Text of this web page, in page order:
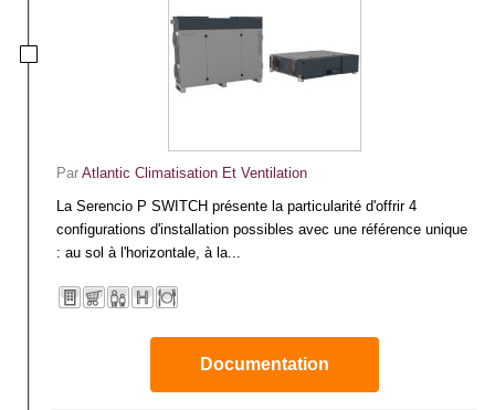
Par Atlantic Climatisation Et Ventilation
La Serencio P SWITCH présente la particularité d'offrir 4
configurations d'installation possibles avec une référence unique
: au sol à l'horizontale, à la...
Documentation